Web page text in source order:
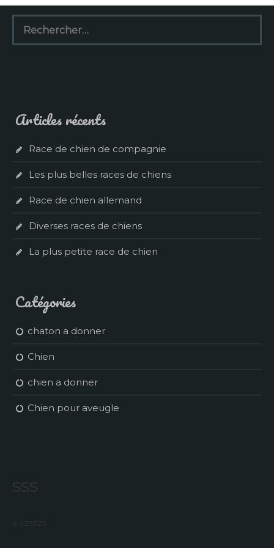
Rechercher :
Articles récents
Race de chien de compagnie
Les plus belles races de chiens
Race de chien allemand
Diverses races de chiens
La plus petite race de chien
Catégories
chaton a donner
Chien
chien a donner
Chien pour aveugle
sss
a szsszs